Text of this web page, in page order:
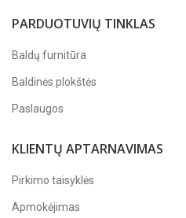
PARDUOTUVIŲ TINKLAS
Baldų furnitūra
Baldinės plokštės
Paslaugos
KLIENTŲ APTARNAVIMAS
Pirkimo taisyklės
Apmokėjimas